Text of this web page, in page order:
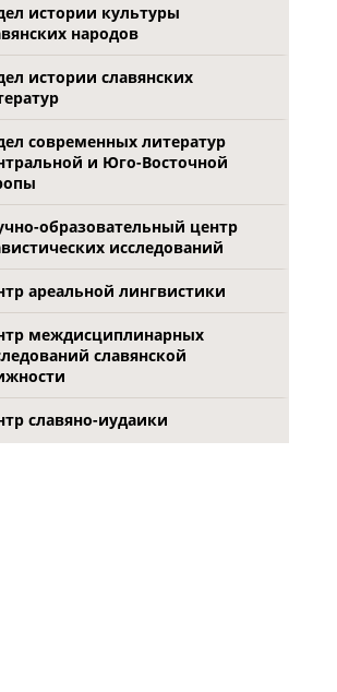
истории культуры
народов
истории славянских
современных литератур
и Юго-Восточной
образовательный центр
исследований
ареальной лингвистики
междисциплинарных
славянской
славяно-иудаики